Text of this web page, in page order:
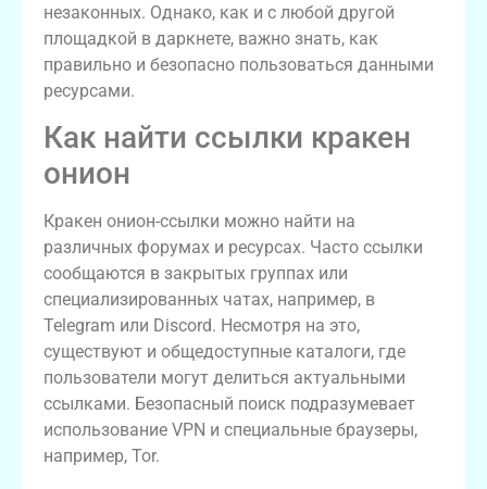
незаконных. Однако, как и с любой другой
площадкой в даркнете, важно знать, как
правильно и безопасно пользоваться данными
ресурсами.
Как найти ссылки кракен
онион
Кракен онион-ссылки можно найти на
различных форумах и ресурсах. Часто ссылки
сообщаются в закрытых группах или
специализированных чатах, например, в
Telegram или Discord. Несмотря на это,
существуют и общедоступные каталоги, где
пользователи могут делиться актуальными
ссылками. Безопасный поиск подразумевает
использование VPN и специальные браузеры,
например, Tor.